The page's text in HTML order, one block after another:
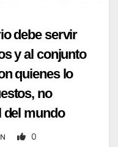
debe servir
y al conjunto
quienes lo
no
del mundo
0